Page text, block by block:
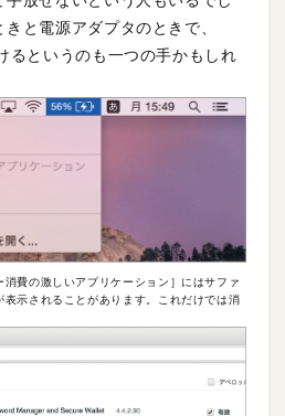
と電源アダプタのときで、
るというのも一つの手かもしれ
費の激しいアプリケーション］にはサファ
表示されることがあります。これだけでは消